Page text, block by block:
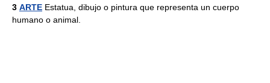
3 ARTE Estatua, dibujo o pintura que representa un cuerpo
humano o animal.